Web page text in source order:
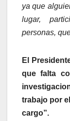
ya que
lugar,
personas,
El
que falta
trabajo por
cargo”.